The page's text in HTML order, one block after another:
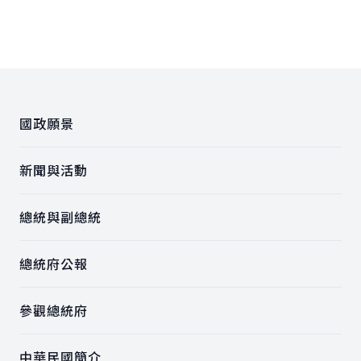
國政願景
新聞與活動
總統與副總統
總統府公報
參觀總統府
中華民國簡介